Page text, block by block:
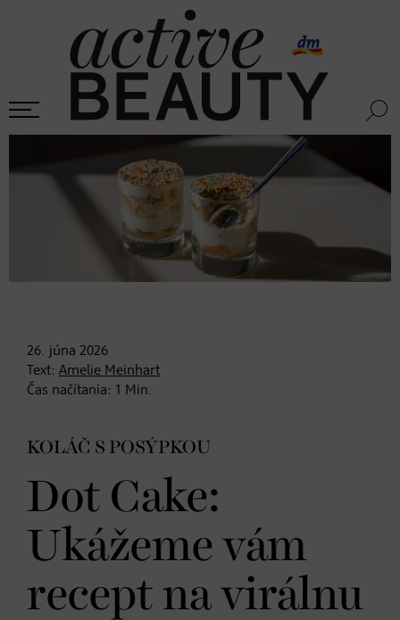
26. júna 2026
Text: Amelie Meinhart
Čas načítania: 1 Min.
KOLÁČ S POSÝPKOU
Dot Cake:
Ukážeme vám
recept na virálnu